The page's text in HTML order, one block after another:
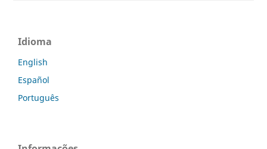
Idioma
English
Español
Português